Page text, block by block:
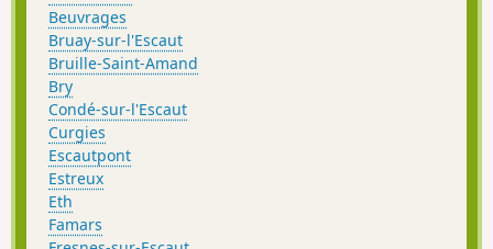
Beuvrages
Bruay-sur-l'Escaut
Bruille-Saint-Amand
Bry
Condé-sur-l'Escaut
Curgies
Escautpont
Estreux
Eth
Famars